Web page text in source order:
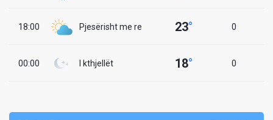
18:00 Pjesërisht me re 23° 0
00:00 I kthjellët 18° 0